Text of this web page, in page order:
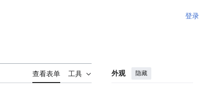
登录
查看表单 工具 外观 隐藏